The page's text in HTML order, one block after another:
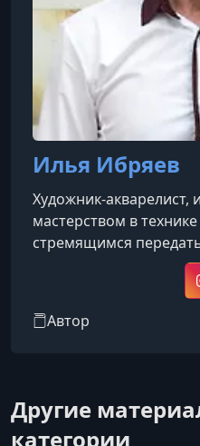
Илья Ибряев
Художник-акварелист,
мастерством в
стремящимся
Автор
Другие
категории